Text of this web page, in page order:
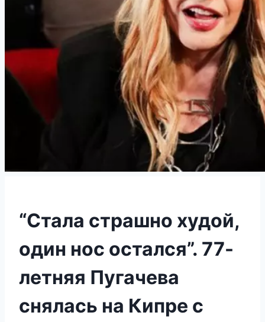
“Стала страшно худой,
один нос остался”. 77-
летняя Пугачева
снялась на Кипре с